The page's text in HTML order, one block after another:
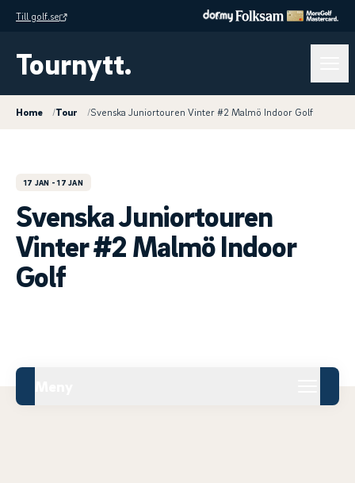
Till golf.se
Tournytt.
Home /Tour /Svenska Juniortouren Vinter #2 Malmö Indoor Golf
17 JAN - 17 JAN
Svenska Juniortouren
Vinter #2 Malmö Indoor
Golf